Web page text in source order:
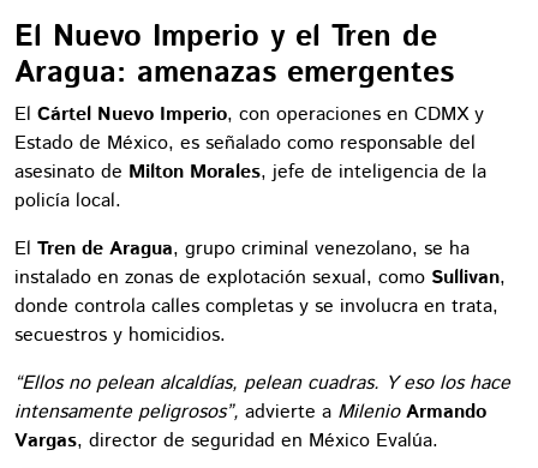
El Nuevo Imperio y el Tren de
Aragua: amenazas emergentes
El Cártel Nuevo Imperio, con operaciones en CDMX y
Estado de México, es señalado como responsable del
asesinato de Milton Morales, jefe de inteligencia de la
policía local.
El Tren de Aragua, grupo criminal venezolano, se ha
instalado en zonas de explotación sexual, como Sullivan,
donde controla calles completas y se involucra en trata,
secuestros y homicidios.
“Ellos no pelean alcaldías, pelean cuadras. Y eso los hace
intensamente peligrosos”, advierte a MilenioArmando
Vargas, director de seguridad en México Evalúa.